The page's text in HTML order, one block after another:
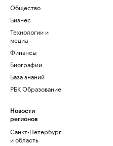
Общество
Бизнес
Технологии и
медиа
Финансы
Биографии
База знаний
РБК Образование
Новости
регионов
Санкт-Петербург
и область